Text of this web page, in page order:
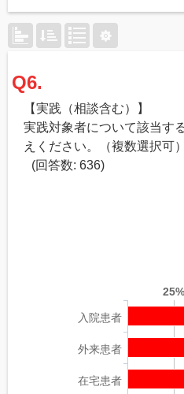
Q6.
【実践（相談含む）】
実践対象者について該当す
えください。（複数選択可）
(回答数: 636)
25%
入院患者
外来患者
在宅患者